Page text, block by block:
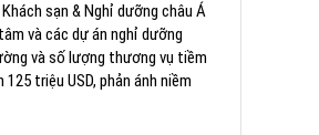
sạn & Nghỉ dưỡng châu Á
và các dự án nghỉ dưỡng
và số lượng thương vụ tiềm
triệu USD, phản ánh niềm